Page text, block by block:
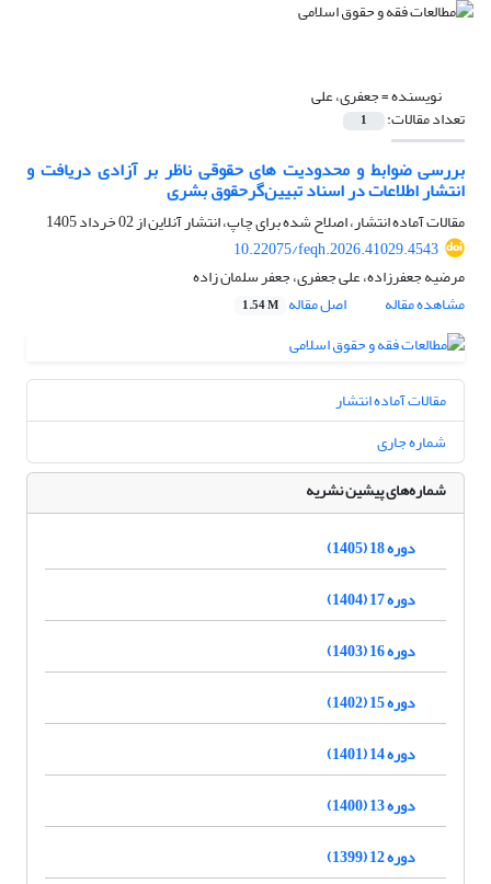
نویسنده =جعفری، علی
تعداد مقالات: 1
بررسی ضوابط و محدودیت های حقوقی ناظر بر آزادی دریافت و
انتشار اطلاعات در اسناد تبیین‌گرحقوق بشری
مقالات آماده انتشار، اصلاح شده برای چاپ، انتشار آنلاین از02 خرداد 1405
10.22075/feqh.2026.41029.4543
مرضیه جعفرزاده، علی جعفری، جعفر سلمان زاده
مشاهده مقاله
اصل مقاله 1.54 M
مقالات آماده انتشار
شماره جاری
شماره‌های پیشین نشریه
دوره 18 (1405)
دوره 17 (1404)
دوره 16 (1403)
دوره 15 (1402)
دوره 14 (1401)
دوره 13 (1400)
دوره 12 (1399)